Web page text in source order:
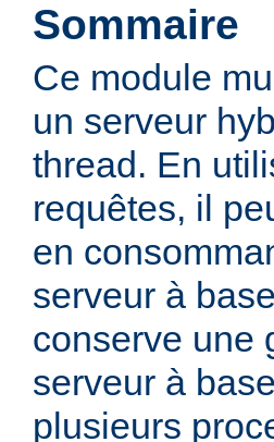
Sommaire
Ce module
un serveur
thread. En
requêtes, il
en
serveur à
conserve une
serveur à
plusieurs